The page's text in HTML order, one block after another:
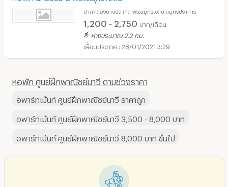
ปากคลองบางปลากด พระสมุทรเจดีย์ สมุทรปราการ
1,200 - 2,750 บาท/เดือน
ห่างประมาณ 2.2 กม.
28/01/2021 3:29
หอพัก ศูนย์ฝึกพาณิชย์นาวี ตามช่วงราคา
อพาร์ทเม้นท์ ศูนย์ฝึกพาณิชย์นาวี ราคาถูก
อพาร์ทเม้นท์ ศูนย์ฝึกพาณิชย์นาวี 3,500 - 8,000 บาท
อพาร์ทเม้นท์ ศูนย์ฝึกพาณิชย์นาวี 8,000 บาท ขึ้นไป